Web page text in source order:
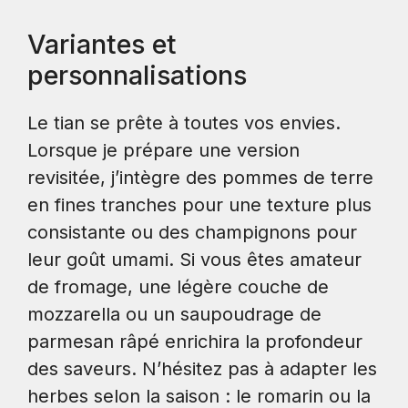
Variantes et
personnalisations
Le tian se prête à toutes vos envies.
Lorsque je prépare une version
revisitée, j’intègre des pommes de terre
en fines tranches pour une texture plus
consistante ou des champignons pour
leur goût umami. Si vous êtes amateur
de fromage, une légère couche de
mozzarella ou un saupoudrage de
parmesan râpé enrichira la profondeur
des saveurs. N’hésitez pas à adapter les
herbes selon la saison : le romarin ou la